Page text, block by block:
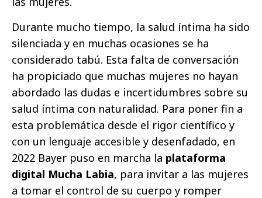
Durante mucho tiempo, la salud íntima ha sido
silenciada y en muchas ocasiones se ha
considerado tabú. Esta falta de conversación
ha propiciado que muchas mujeres no hayan
abordado las dudas e incertidumbres sobre su
salud íntima con naturalidad. Para poner fin a
esta problemática desde el rigor científico y
con un lenguaje accesible y desenfadado, en
2022 Bayer puso en marcha la plataforma
digital Mucha Labia, para invitar a las mujeres
a tomar el control de su cuerpo y romper